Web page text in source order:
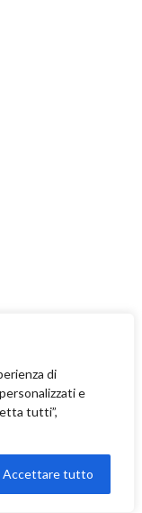
di
e
tutti”,
Accettare tutto